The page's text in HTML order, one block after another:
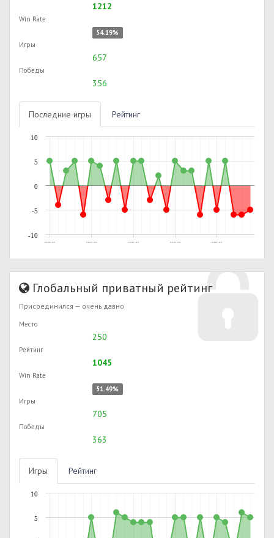
1212
Win Rate
54.19%
Игры
657
Победы
356
Последние игры Рейтинг
24.05.2017, 20:47 10.06.2017, 16:52 12.06.2017, 16:30 18.07.2017, 23:45 02.08.2017, 00:36
-10
-5
0
5
10
Глобальный приватный рейтинг
Присоединился — очень давно
Место
250
Рейтинг
1045
Win Rate
51.49%
Игры
705
Победы
363
Игры Рейтинг
5
10